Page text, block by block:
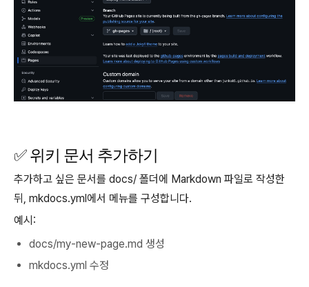
✅ 위키 문서 추가하기
추가하고 싶은 문서를 docs/ 폴더에 Markdown 파일로 작성한
뒤, mkdocs.yml에서 메뉴를 구성합니다.
예시:
docs/my-new-page.md 생성
mkdocs.yml 수정